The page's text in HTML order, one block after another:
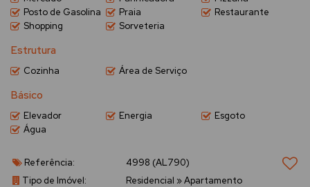
Posto de Gasolina
Praia
Restaurante
Shopping
Sorveteria
Estrutura
Cozinha Área de Serviço
Básico
Elevador Energia
Esgoto
Água
Referência: 4998 (AL790)
Tipo de Imóvel:
Residencial »Apartamento